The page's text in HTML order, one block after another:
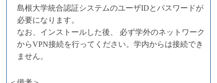
島根大学統合認証システムのユーザIDとパスワードが
必要になります。
なお、インストールした後、 必ず学外のネットワーク
からVPN接続を行ってください。学内からは接続でき
ません。